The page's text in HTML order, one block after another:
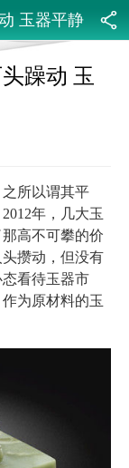
玉器平静
躁动 玉
所以谓其平
年，几大玉
高不可攀的价
攒动，但没有
看待玉器市
为原材料的玉